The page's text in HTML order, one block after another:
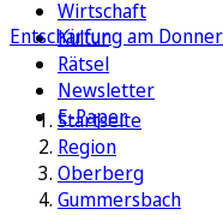
Wirtschaft
Kultur
Rätsel
Newsletter
E-Paper
Entschärfung am
Startseite
Region
Oberberg
Gummersbach